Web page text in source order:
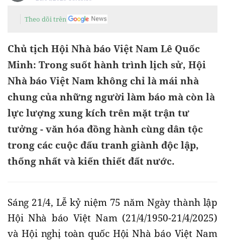
Theo dõi trên
Chủ tịch Hội Nhà báo Việt Nam Lê Quốc
Minh: Trong suốt hành trình lịch sử, Hội
Nhà báo Việt Nam không chỉ là mái nhà
chung của những người làm báo mà còn là
lực lượng xung kích trên mặt trận tư
tưởng - văn hóa đồng hành cùng dân tộc
trong các cuộc đấu tranh giành độc lập,
thống nhất và kiến thiết đất nước.
Sáng 21/4, Lễ kỷ niệm 75 năm Ngày thành lập
Hội Nhà báo Việt Nam (21/4/1950-21/4/2025)
và Hội nghị toàn quốc Hội Nhà báo Việt Nam